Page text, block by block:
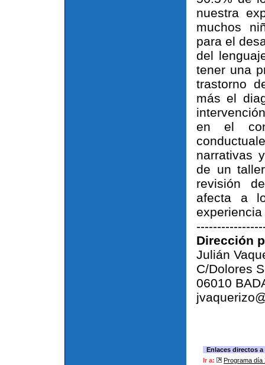
nuestra
muchos
para el
del
tener una
trastorno
más el
en el
narrativas
de un
revisión
afecta a
Dirección
Julián
C/Dolores
06010
Enlaces directos
Ir a:
Programa día